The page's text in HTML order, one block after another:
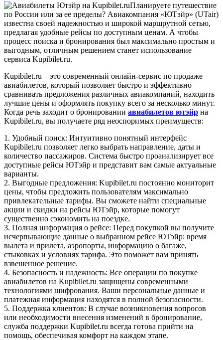
Планируете путешествие
по России или за ее пределы? Авиакомпания «ЮТэйр» (UTair)
известна своей надежностью и широкой маршрутной сетью,
предлагая удобные рейсы по доступным ценам. А чтобы
процесс поиска и бронирования был максимально простым и
выгодным, отличным решением станет использование
сервиса Kupibilet.ru.
Kupibilet.ru – это современный онлайн-сервис по продаже
авиабилетов, который позволяет быстро и эффективно
сравнивать предложения различных авиакомпаний, находить
лучшие цены и оформлять покупку всего за несколько минут.
Когда речь заходит о бронировании авиабилетов ютэйр на
Kupibilet.ru, вы получаете ряд неоспоримых преимуществ:
1. Удобный поиск: Интуитивно понятный интерфейс
Kupibilet.ru позволяет легко выбрать направление, даты и
количество пассажиров. Система быстро проанализирует все
доступные рейсы ЮТэйр и представит вам самые актуальные
варианты.
2. Выгодные предложения: Kupibilet.ru постоянно мониторит
цены, чтобы предложить пользователям максимально
привлекательные тарифы. Вы сможете найти специальные
акции и скидки на рейсы ЮТэйр, которые помогут
существенно сэкономить на поездке.
3. Полная информация о рейсе: Перед покупкой вы получите
исчерпывающие данные о выбранном рейсе ЮТэйр: время
вылета и прилета, аэропорты, информацию о багаже,
стыковках и условиях тарифа. Это поможет вам принять
взвешенное решение.
4. Безопасность и надежность: Все операции по покупке
авиабилетов на Kupibilet.ru защищены современными
технологиями шифрования. Ваши персональные данные и
платежная информация находятся в полной безопасности.
5. Поддержка клиентов: В случае возникновения вопросов
или необходимости внесения изменений в бронирование,
служба поддержки Kupibilet.ru всегда готова прийти на
помощь, обеспечивая комфорт на каждом этапе.